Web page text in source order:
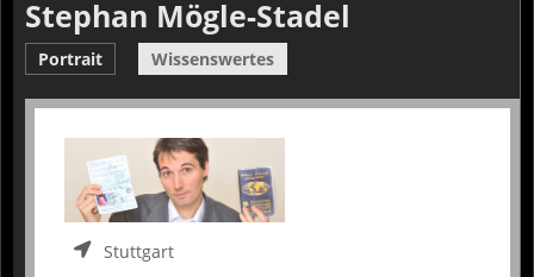
Stephan Mögle-Stadel
Portrait Wissenswertes
Stuttgart